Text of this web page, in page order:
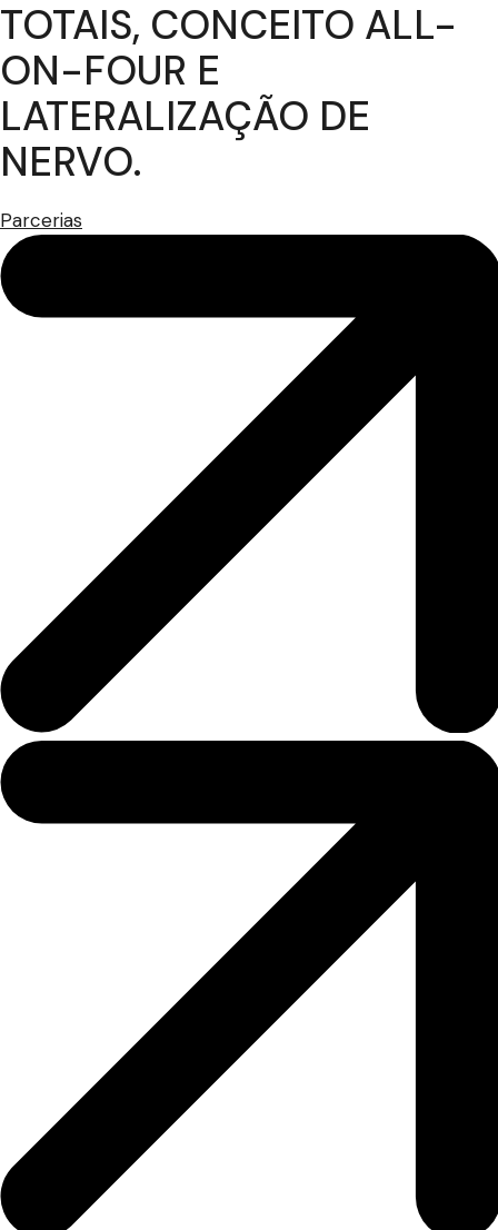
TOTAIS, CONCEITO ALL-
ON-FOUR E
LATERALIZAÇÃO DE
NERVO.
Parcerias